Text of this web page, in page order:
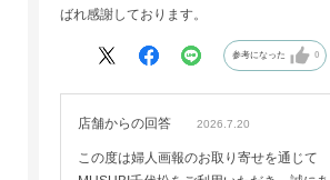
ばれ感謝しております。
参考になった 0
店舗からの回答 2026.7.20
この度は婦人画報のお取り寄せを通じて